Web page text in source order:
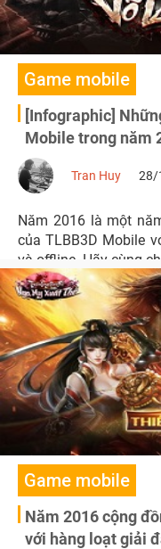
Game mobile
[Infographic]
Mobile trong năm
Tran Huy 28/
Năm 2016 là một
của TLBB3D Mobile
và offline. Hãy cùng
phá những điều bất
2017 của TLBB3D nhé.
Game mobile
Năm 2016 cộng
với hàng loạt giải